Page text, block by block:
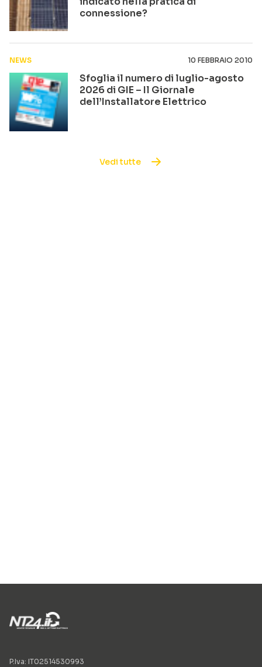
connessione?
NEWS 10 FEBBRAIO 2010
Sfoglia il numero di luglio-agosto
2026 di GIE – Il Giornale
dell’Installatore Elettrico
Vedi tutte
P.Iva: IT02514530993